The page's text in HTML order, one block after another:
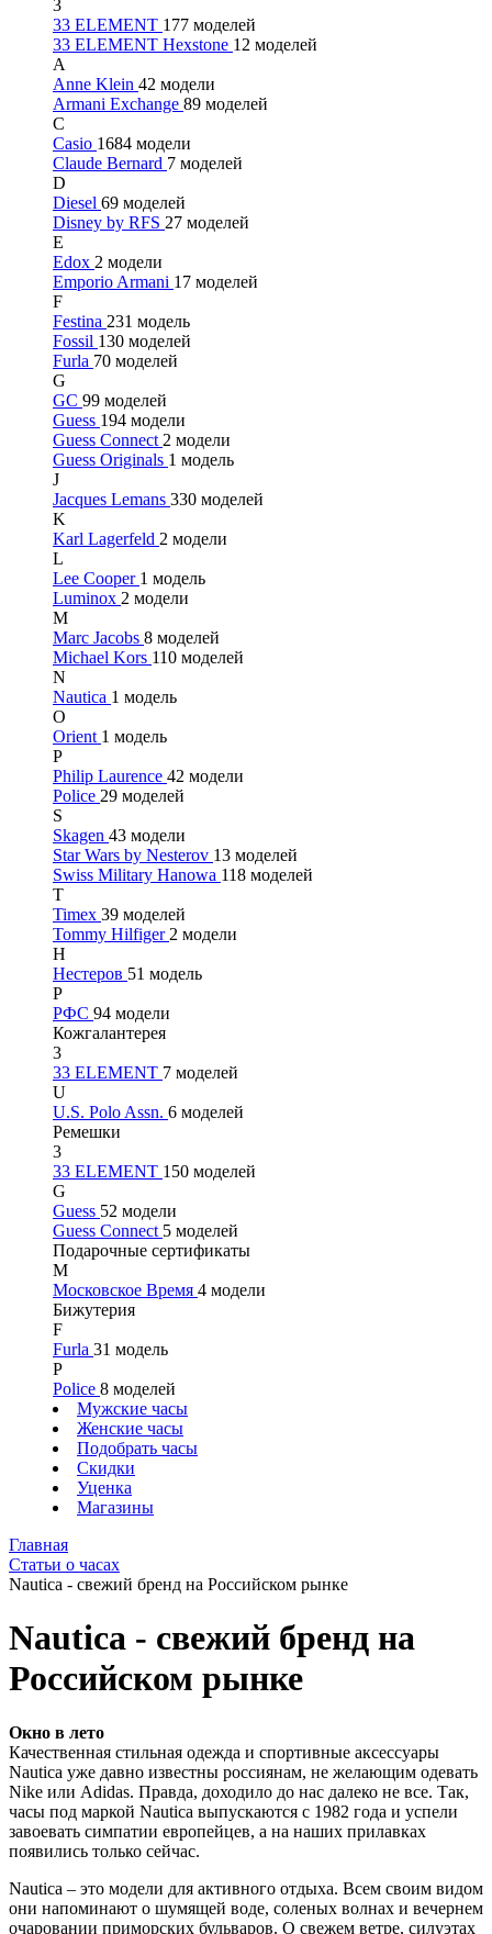
3
33 ELEMENT 177 моделей
33 ELEMENT Hexstone 12 моделей
A
Anne Klein 42 модели
Armani Exchange 89 моделей
C
Casio 1684 модели
Claude Bernard 7 моделей
D
Diesel 69 моделей
Disney by RFS 27 моделей
E
Edox 2 модели
Emporio Armani 17 моделей
F
Festina 231 модель
Fossil 130 моделей
Furla 70 моделей
G
GC 99 моделей
Guess 194 модели
Guess Connect 2 модели
Guess Originals 1 модель
J
Jacques Lemans 330 моделей
K
Karl Lagerfeld 2 модели
L
Lee Cooper 1 модель
Luminox 2 модели
M
Marc Jacobs 8 моделей
Michael Kors 110 моделей
N
Nautica 1 модель
O
Orient 1 модель
P
Philip Laurence 42 модели
Police 29 моделей
S
Skagen 43 модели
Star Wars by Nesterov 13 моделей
Swiss Military Hanowa 118 моделей
T
Timex 39 моделей
Tommy Hilfiger 2 модели
Н
Нестеров 51 модель
Р
РФС 94 модели
Кожгалантерея
3
33 ELEMENT 7 моделей
U
U.S. Polo Assn. 6 моделей
Ремешки
3
33 ELEMENT 150 моделей
G
Guess 52 модели
Guess Connect 5 моделей
Подарочные сертификаты
М
Московское Время 4 модели
Бижутерия
F
Furla 31 модель
P
Police 8 моделей
Мужские часы
Женские часы
Подобрать часы
Скидки
Уценка
Магазины
Главная
Статьи о часах
Nautica - свежий бренд на Российском рынке
Nautica - свежий бренд на
Российском рынке
Окно в лето
Качественная стильная одежда и спортивные аксессуары
Nautica уже давно известны россиянам, не желающим одевать
Nike или Adidas. Правда, доходило до нас далеко не все. Так,
часы под маркой Nautica выпускаются с 1982 года и успели
завоевать симпатии европейцев, а на наших прилавках
появились только сейчас.
Nautica – это модели для активного отдыха. Всем своим видом
они напоминают о шумящей воде, соленых волнах и вечернем
очаровании приморских бульваров. О свежем ветре, силуэтах